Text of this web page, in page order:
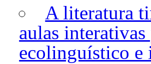
A literatura
aulas
ecolinguístico e